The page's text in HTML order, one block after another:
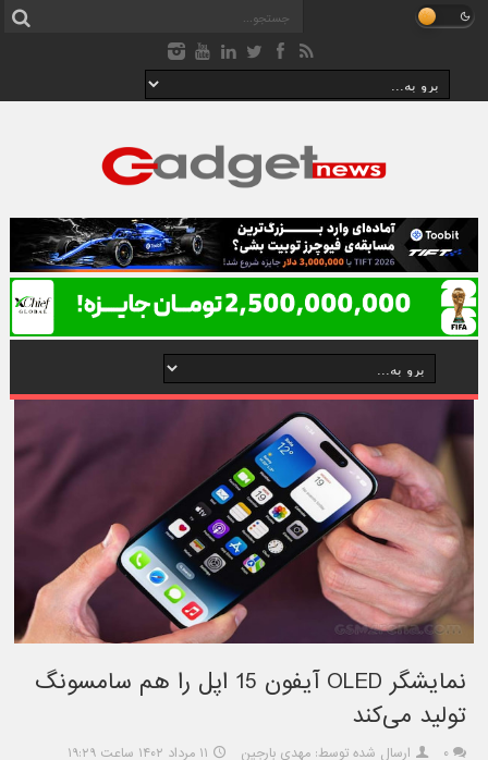
نمایشگر OLED آیفون 15 اپل را هم سامسونگ
تولید می‌کند
۰ ارسال شده توسط: مهدی بارجین ۱۱ مرداد ۱۴۰۲ ساعت ۱۹:۲۹